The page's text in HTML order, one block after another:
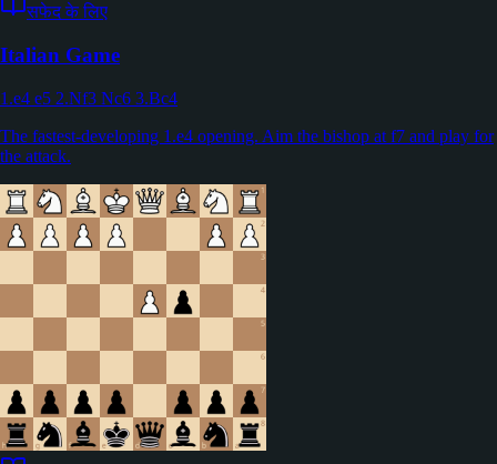
सफेद के लिए
Italian Game
1.e4 e5 2.Nf3 Nc6 3.Bc4
The fastest-developing 1.e4 opening. Aim the bishop at f7 and play for
the attack.